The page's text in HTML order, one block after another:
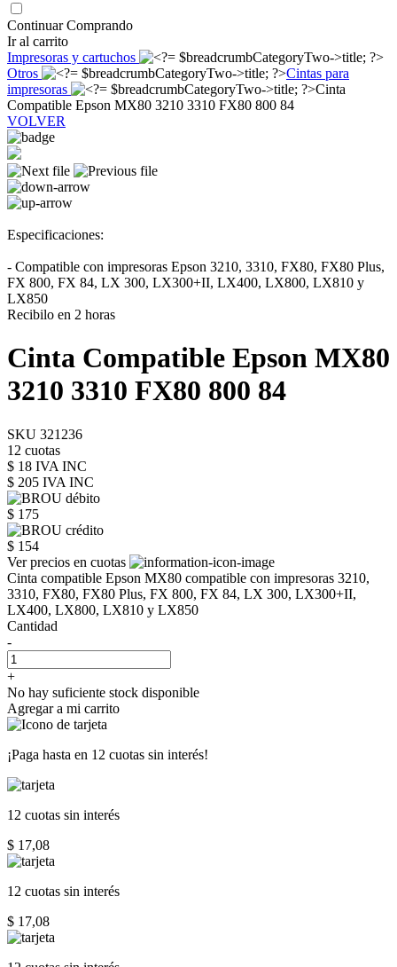
Continuar Comprando
Ir al carrito
Impresoras y cartuchos
Otros
Cintas para
impresoras
Cinta
Compatible Epson MX80 3210 3310 FX80 800 84
VOLVER
Especificaciones:
- Compatible con impresoras Epson 3210, 3310, FX80, FX80 Plus,
FX 800, FX 84, LX 300, LX300+II, LX400, LX800, LX810 y
LX850
Recibilo en 2 horas
Cinta Compatible Epson MX80
3210 3310 FX80 800 84
SKU 321236
12 cuotas
$ 18 IVA INC
$ 205 IVA INC
$ 175
$ 154
Ver precios en cuotas
Cinta compatible Epson MX80 compatible con impresoras 3210,
3310, FX80, FX80 Plus, FX 800, FX 84, LX 300, LX300+II,
LX400, LX800, LX810 y LX850
Cantidad
-
+
No hay suficiente stock disponible
Agregar a mi carrito
¡Paga hasta en 12 cuotas sin interés!
12 cuotas sin interés
$ 17,08
12 cuotas sin interés
$ 17,08